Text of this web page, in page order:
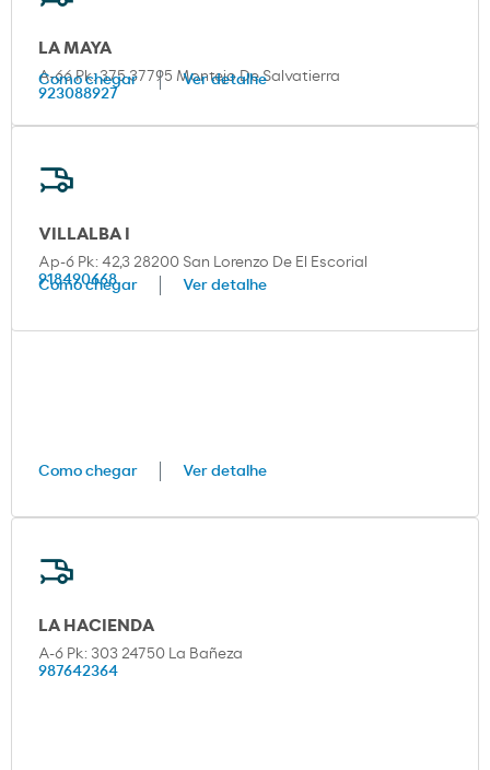
LA MAYA
A-66 Pk: 375 37795 Montejo De Salvatierra
923088927
Como chegar Ver detalhe
Como chegar Ver detalhe
VILLALBA I
Ap-6 Pk: 42,3 28200 San Lorenzo De El Escorial
918490668
Como chegar Ver detalhe
LA HACIENDA
A-6 Pk: 303 24750 La Bañeza
987642364